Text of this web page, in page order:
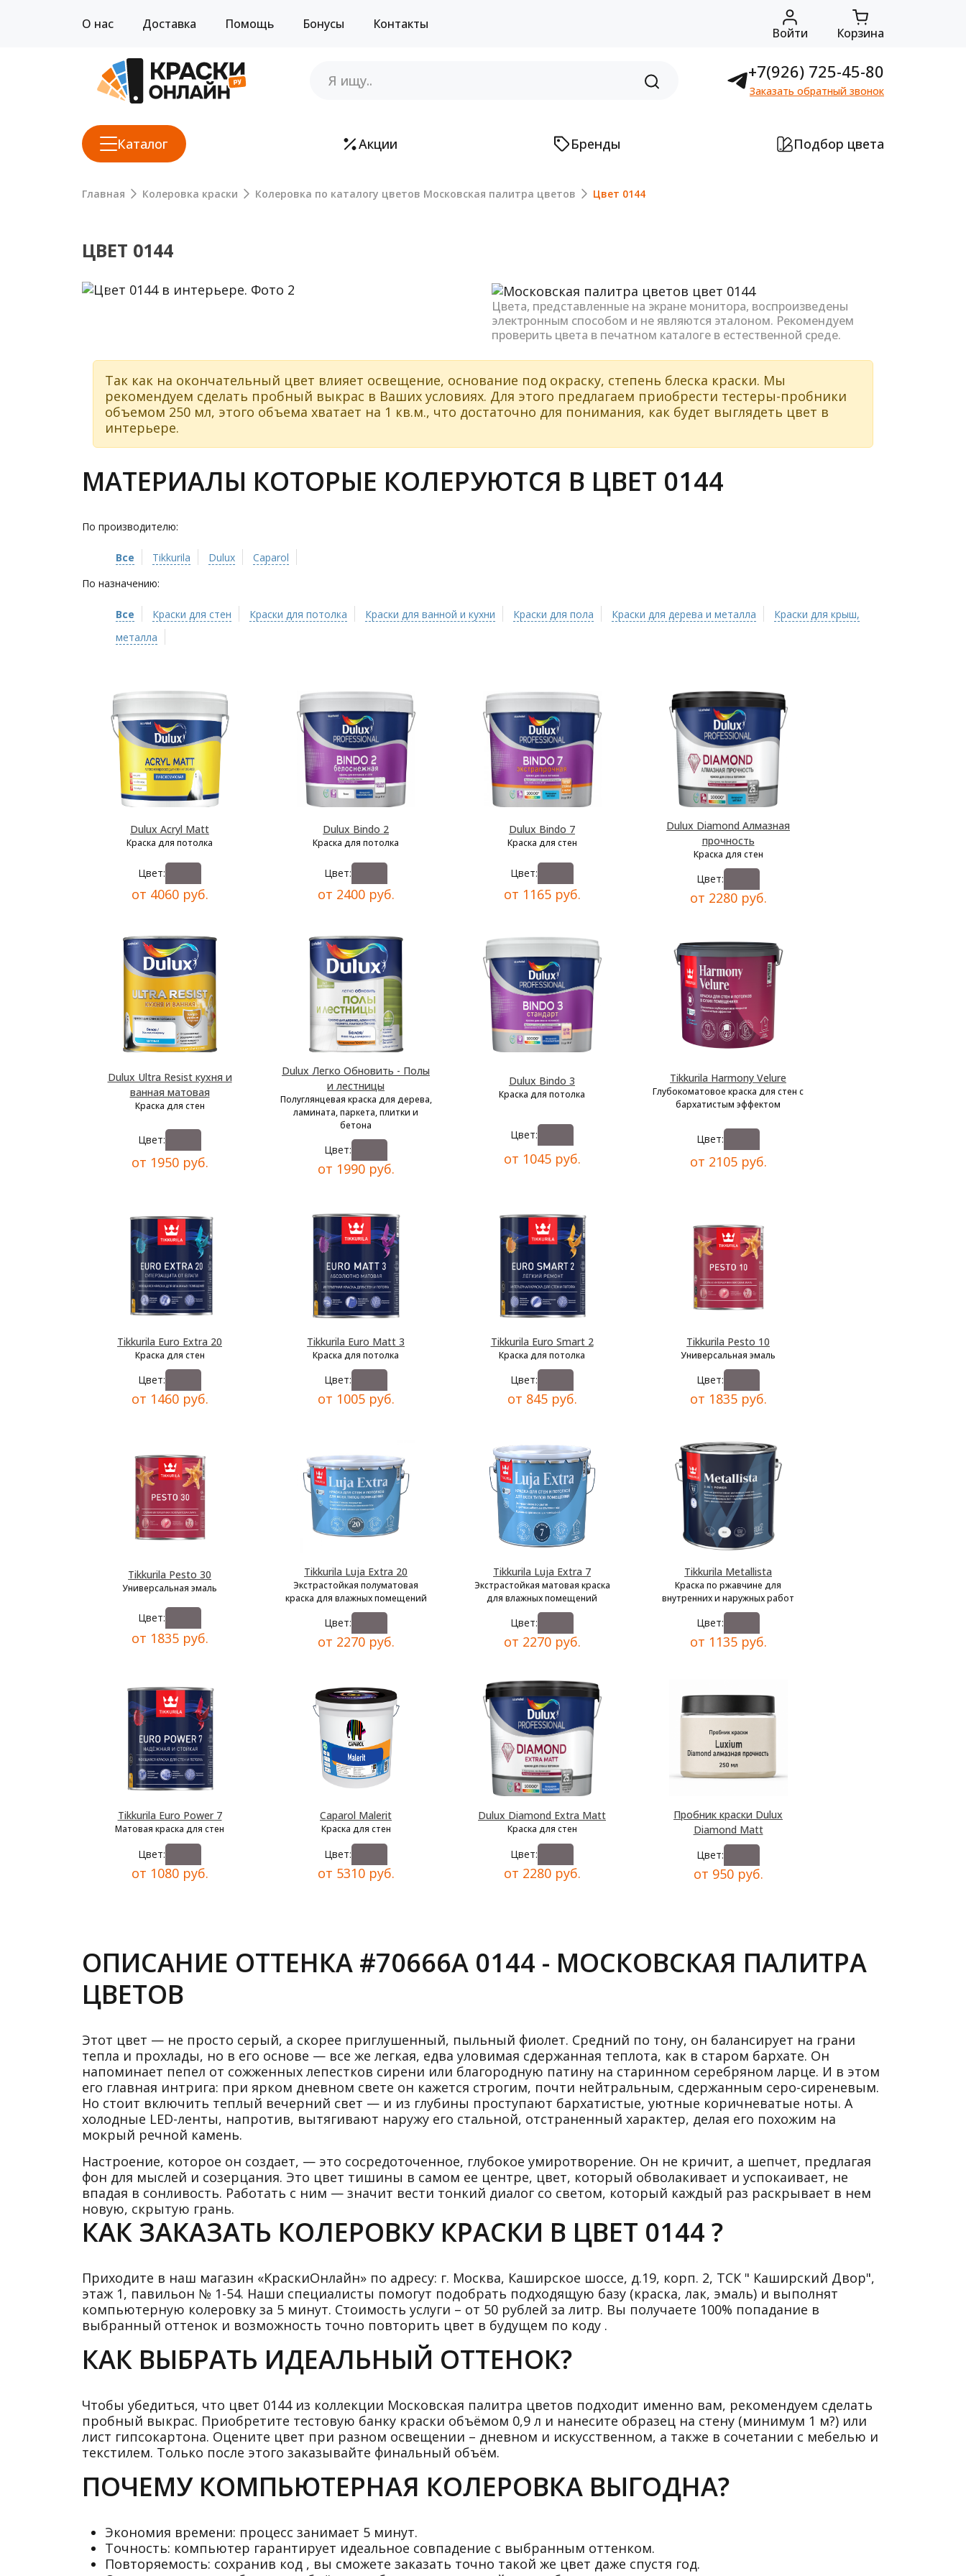
О нас Доставка Помощь Бонусы Контакты
Войти Корзина
+7(926) 725-45-80
Заказать обратный звонок
Каталог Акции Бренды Подбор цвета
Главная Колеровка краски Колеровка по каталогу цветов Московская палитра цветов Цвет 0144
ЦВЕТ 0144
Previous
Цвета, представленные на экране монитора, воспроизведены
электронным способом и не являются эталоном. Рекомендуем
проверить цвета в печатном каталоге в естественной среде.
Так как на окончательный цвет влияет освещение, основание под окраску, степень блеска краски. Мы
рекомендуем сделать пробный выкрас в Ваших условиях. Для этого предлагаем приобрести тестеры-пробники
объемом 250 мл, этого объема хватает на 1 кв.м., что достаточно для понимания, как будет выглядеть цвет в
интерьере.
МАТЕРИАЛЫ КОТОРЫЕ КОЛЕРУЮТСЯ В ЦВЕТ 0144
По производителю:
Все Tikkurila Dulux
Caparol
По назначению:
Все Краски для стен Краски для потолка Краски для ванной и кухни Краски для пола Краски для дерева и металла
Краски для крыш,
металла
Dulux Acryl Matt
Краска для потолка
Цвет:
от 4060 руб.
Dulux Bindo 2
Краска для потолка
Цвет:
от 2400 руб.
Dulux Bindo 7
Краска для стен
Цвет:
от 1165 руб.
Dulux Diamond Алмазная
прочность
Краска для стен
Цвет:
от 2280 руб.
Dulux Ultra Resist кухня и
ванная матовая
Краска для стен
Цвет:
от 1950 руб.
Dulux Легко Обновить - Полы
и лестницы
Полуглянцевая краска для дерева,
ламината, паркета, плитки и
бетона
Цвет:
от 1990 руб.
Dulux Bindo 3
Краска для потолка
Цвет:
от 1045 руб.
Tikkurila Harmony Velure
Глубокоматовое краска для стен с
бархатистым эффектом
Цвет:
от 2105 руб.
Tikkurila Euro Extra 20
Краска для стен
Цвет:
от 1460 руб.
Tikkurila Euro Matt 3
Краска для потолка
Цвет:
от 1005 руб.
Tikkurila Euro Smart 2
Краска для потолка
Цвет:
от 845 руб.
Tikkurila Pesto 10
Универсальная эмаль
Цвет:
от 1835 руб.
Tikkurila Pesto 30
Универсальная эмаль
Цвет:
от 1835 руб.
Tikkurila Luja Extra 20
Экстрастойкая полуматовая
краска для влажных помещений
Цвет:
от 2270 руб.
Tikkurila Luja Extra 7
Экстрастойкая матовая краска
для влажных помещений
Цвет:
от 2270 руб.
Tikkurila Metallista
Краска по ржавчине для
внутренних и наружных работ
Цвет:
от 1135 руб.
Tikkurila Euro Power 7
Матовая краска для стен
Цвет:
от 1080 руб.
Caparol Malerit
Краска для стен
Цвет:
от 5310 руб.
Dulux Diamond Extra Matt
Краска для стен
Цвет:
от 2280 руб.
Пробник краски Dulux
Diamond Matt
Цвет:
от 950 руб.
ОПИСАНИЕ ОТТЕНКА #70666A 0144 - МОСКОВСКАЯ ПАЛИТРА
ЦВЕТОВ
Этот цвет — не просто серый, а скорее приглушенный, пыльный фиолет. Средний по тону, он балансирует на грани
тепла и прохлады, но в его основе — все же легкая, едва уловимая сдержанная теплота, как в старом бархате. Он
напоминает пепел от сожженных лепестков сирени или благородную патину на старинном серебряном ларце. И в этом
его главная интрига: при ярком дневном свете он кажется строгим, почти нейтральным, сдержанным серо-сиреневым.
Но стоит включить теплый вечерний свет — и из глубины проступают бархатистые, уютные коричневатые ноты. А
холодные LED-ленты, напротив, вытягивают наружу его стальной, отстраненный характер, делая его похожим на
мокрый речной камень.
Настроение, которое он создает, — это сосредоточенное, глубокое умиротворение. Он не кричит, а шепчет, предлагая
фон для мыслей и созерцания. Это цвет тишины в самом ее центре, цвет, который обволакивает и успокаивает, не
впадая в сонливость. Работать с ним — значит вести тонкий диалог со светом, который каждый раз раскрывает в нем
новую, скрытую грань.
КАК ЗАКАЗАТЬ КОЛЕРОВКУ КРАСКИ В ЦВЕТ 0144 ?
Приходите в наш магазин «КраскиОнлайн» по адресу: г. Москва, Каширское шоссе, д.19, корп. 2, ТСК " Каширский Двор",
этаж 1, павильон № 1-54. Наши специалисты помогут подобрать подходящую базу (краска, лак, эмаль) и выполнят
компьютерную колеровку за 5 минут. Стоимость услуги – от 50 рублей за литр. Вы получаете 100% попадание в
выбранный оттенок и возможность точно повторить цвет в будущем по коду .
КАК ВЫБРАТЬ ИДЕАЛЬНЫЙ ОТТЕНОК?
Чтобы убедиться, что цвет 0144 из коллекции Московская палитра цветов подходит именно вам, рекомендуем сделать
пробный выкрас. Приобретите тестовую банку краски объёмом 0,9 л и нанесите образец на стену (минимум 1 м?) или
лист гипсокартона. Оцените цвет при разном освещении – дневном и искусственном, а также в сочетании с мебелью и
текстилем. Только после этого заказывайте финальный объём.
ПОЧЕМУ КОМПЬЮТЕРНАЯ КОЛЕРОВКА ВЫГОДНА?
Экономия времени: процесс занимает 5 минут.
Точность: компьютер гарантирует идеальное совпадение с выбранным оттенком.
Повторяемость: сохранив код , вы сможете заказать точно такой же цвет даже спустя год.